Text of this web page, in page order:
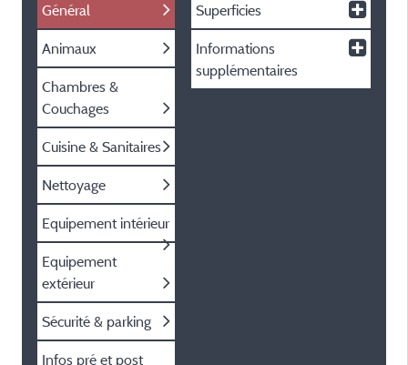
Général
Animaux
Chambres &
Couchages
Cuisine & Sanitaires
Nettoyage
Equipement intérieur
Equipement
extérieur
Sécurité & parking
Infos pré et post
Superficies
Informations
supplémentaires